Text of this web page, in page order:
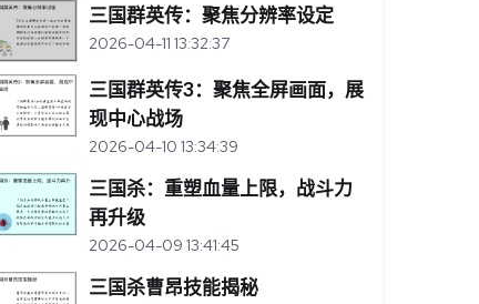
三国群英传：聚焦分辨率设定
2026-04-11 13:32:37
三国群英传3：聚焦全屏画面，展
现中心战场
2026-04-10 13:34:39
三国杀：重塑血量上限，战斗力
再升级
2026-04-09 13:41:45
三国杀曹昂技能揭秘